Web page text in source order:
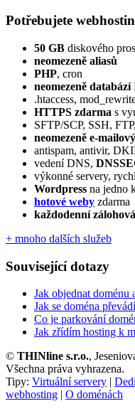
Potřebujete
50 GB diskového
neomezeně aliasů
PHP, cron
neomezeně databází
.htaccess,
HTTPS zdarma s
SFTP/SCP, SSH,
neomezeně
antispam, antivir,
vedení DNS,
výkonné servery,
Wordpress na jedno
hotové weby zdarma
každodenní
+ mnoho dalších služeb
Související dotazy
Jak objednat doménu
Jak se doména
Co je parkování
Jak zřídím hosting k
© THINline s.r.o.,
Všechna práva vyhrazena.
Tipy: Virtuální servery |
webhosting | O doménách